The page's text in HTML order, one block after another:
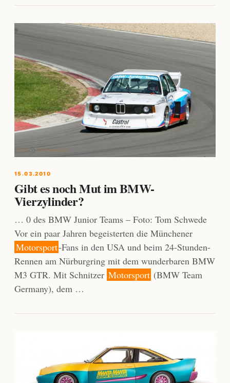
15.03.2010
Gibt es noch Mut im BMW-
Vierzylinder?
… 0 des BMW Junior Teams – Foto: Tom Schwede
Vor ein paar Jahren begeisterten die Münchener
Motorsport-Fans in den USA und beim 24-Stunden-
Rennen am Nürburgring mit dem wunderbaren BMW
M3 GTR. Mit Schnitzer Motorsport (BMW Team
Germany), dem …